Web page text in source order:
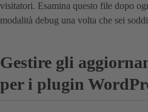
visitatori. Esamina questo file dopo
modalità debug una volta che sei
Gestire gli
per i plugin